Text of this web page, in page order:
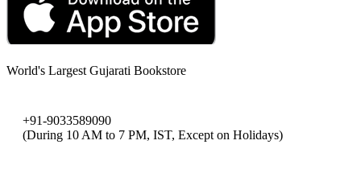
World's Largest Gujarati Bookstore
+91-9033589090
(During 10 AM to 7 PM, IST, Except on Holidays)